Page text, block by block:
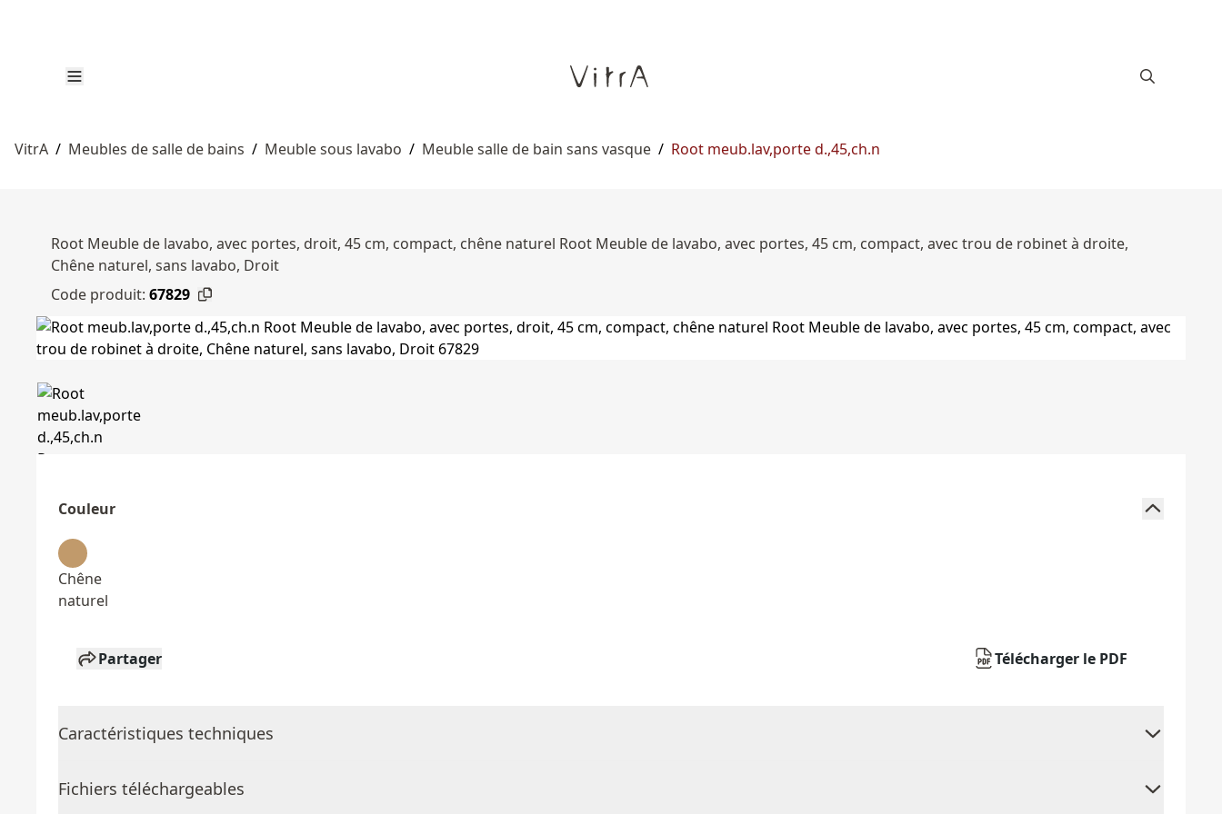
VitrA / Meubles de salle de bains / Meuble sous lavabo / Meuble salle de bain sans vasque / Root meub.lav,porte d.,45,ch.n
Root Meuble de lavabo, avec portes, droit, 45 cm, compact, chêne naturel Root Meuble de lavabo, avec portes, 45 cm, compact, avec trou de robinet à droite,
Chêne naturel, sans lavabo, Droit
Code produit: 67829
Couleur
Chêne
naturel
Partager Télécharger le PDF
Caractéristiques techniques
Fichiers téléchargeables